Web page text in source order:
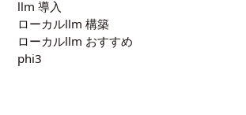
llm 導入
ローカルllm 構築
ローカルllm おすすめ
phi3